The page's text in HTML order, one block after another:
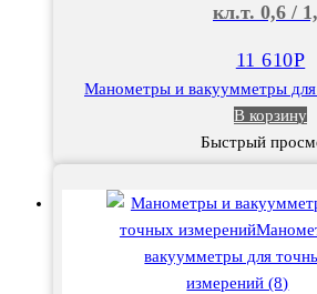
точных
0,6
кл.т. 0,6 /
11 610Р
Манометры и вакуумметры
В корзину
Быстрый